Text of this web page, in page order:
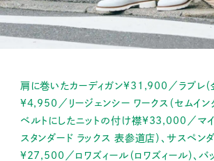
肩に巻いたカーディガン¥31,900／ラプレ（
¥4,950／リージェンシー ワークス（セムインタ
ベルトにしたニットの付け襟¥33,000／マイ
スタンダード ラックス 表参道店）、サスペン
¥27,500／ロワズィール（ロワズィール）、